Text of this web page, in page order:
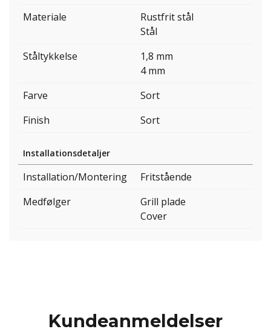
Materiale
Rustfrit stål
Stål
Ståltykkelse
1,8 mm
4 mm
Farve
Sort
Finish
Sort
Installationsdetaljer
Installation/Montering
Fritstående
Medfølger
Grill plade
Cover
Kundeanmeldelser